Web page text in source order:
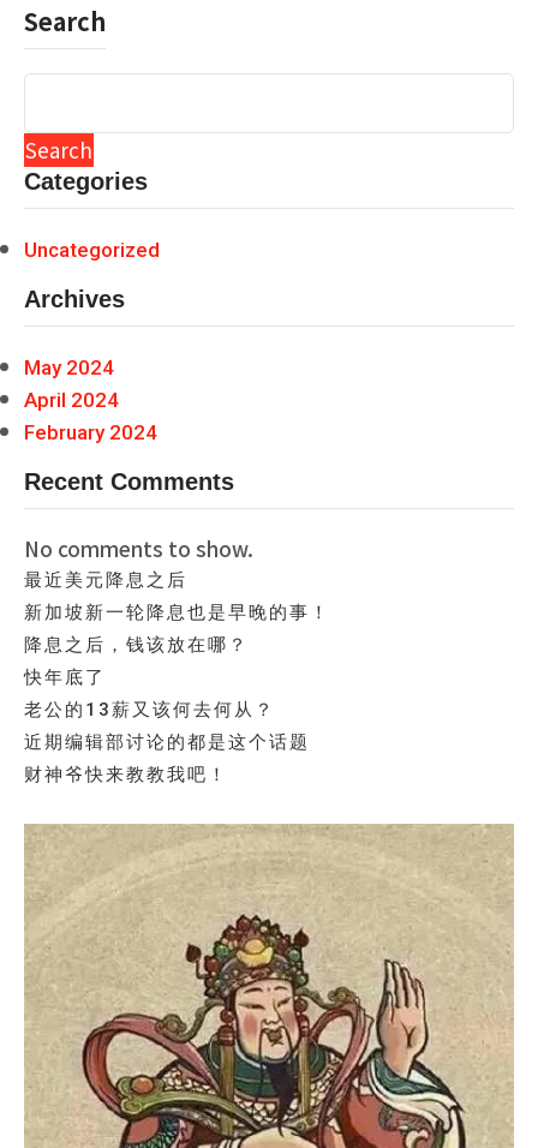
Search
Search
Categories
Uncategorized
Archives
May 2024
April 2024
February 2024
Recent Comments
No comments to show.
最近美元降息之后
新加坡新一轮降息也是早晚的事！
降息之后，钱该放在哪？
快年底了
老公的13薪又该何去何从？
近期编辑部讨论的都是这个话题
财神爷快来教教我吧！